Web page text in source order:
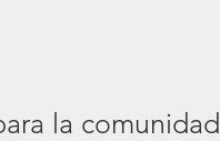
la comunidad